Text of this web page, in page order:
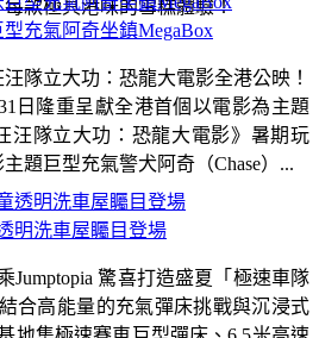
款極具港味的雪糕體驗！
明洗車屋矚目登場
Jumptopia 驚喜打造盛夏「極速車隊
合高能量的充氣彈床挑戰與沉浸式
型充氣阿奇坐鎮MegaBox
隊立大功：恐龍大電影全港公映！
日隆重呈獻全港首個以電影為主題
汪隊立大功：恐龍大電影》暑期玩
題巨型充氣警犬阿奇（Chase）...